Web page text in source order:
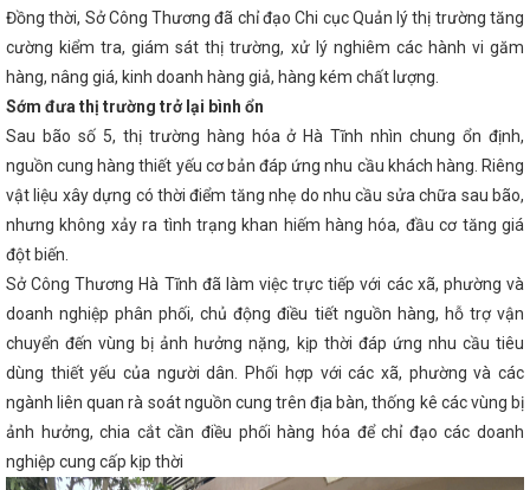
Xô Viết Nghệ Tĩnh kéo dài về phía Đông
Sở Công Thương tổ
tác tháng 4 năm 2025
Kê hoạch thực hiện chương trình
môi trường Việt Nam giai đoạn 2025 - 2030 trên địa bàn tỉnh
Việt Nam và Bộ Công Thương Lào trao Biên bản ghi nhớ về
nghiệp
Bộ đội Biên phòng tỉnh giành giải nhất Hội thi "Dân
Tình hình sản xuất công nghiệp tháng 7 và 7 tháng đầu năm
Ủy ban hợp tác kinh tế, thương mại Việt Nam – Trung Quốc
nối cung - cầu giữa Thành phố Hồ Chí Minh và các tỉnh, thành
Tĩnh tăng cường hợp tác với Thành phố Huế về triển khai hoạt
chuyển đổi số
Ứng xử với tin giả trên môi trường mạng
Thúc đẩy đưa đặc sản Hà Tĩnh đến người tiêu dùng
Thành
mình khởi sắc
Bắc
kiến thức công nghiệp hỗ trợ, công nghiệp nông thôn, phổ biến
công nghiệp
HĐND tỉnh Hà Tĩnh nhiệm kỳ 2021-2026 thông
thực hiện Nghị quyết số 209/NQ-CP ngày 28/10/2024 của
KH/TU ngày 10/01/2025 của Tỉnh ủy về việc thực hiện Chỉ thị số
Ban Bí thư Trung ương Đảng khóa XIII về tiếp tục tăng cường
hàng hóa trong thương mại điện tử và thanh toán không dùng
HĐND tỉnh: Đại biểu chất vấn về nguy cơ mất an toàn hồ đập
người giàu bất thường, nói nhiều làm ít
Hà Tĩnh phát triển nhanh và bền vững giai đoạn 2026 - 2030
Đồng thời, Sở Công Thương đã chỉ đạo Chi cục Quản lý thị trường tăng
cường kiểm tra, giám sát thị trường, xử lý nghiêm các hành vi găm
hàng, nâng giá, kinh doanh hàng giả, hàng kém chất lượng.
Sớm đưa thị trường trở lại bình ổn
Sau bão số 5, thị trường hàng hóa ở Hà Tĩnh nhìn chung ổn định,
nguồn cung hàng thiết yếu cơ bản đáp ứng nhu cầu khách hàng. Riêng
vật liệu xây dựng có thời điểm tăng nhẹ do nhu cầu sửa chữa sau bão,
nhưng không xảy ra tình trạng khan hiếm hàng hóa, đầu cơ tăng giá
đột biến.
Sở Công Thương Hà Tĩnh đã làm việc trực tiếp với các xã, phường và
doanh nghiệp phân phối, chủ động điều tiết nguồn hàng, hỗ trợ vận
chuyển đến vùng bị ảnh hưởng nặng, kịp thời đáp ứng nhu cầu tiêu
dùng thiết yếu của người dân. Phối hợp với các xã, phường và các
ngành liên quan rà soát nguồn cung trên địa bàn, thống kê các vùng bị
ảnh hưởng, chia cắt cần điều phối hàng hóa để chỉ đạo các doanh
nghiệp cung cấp kịp thời